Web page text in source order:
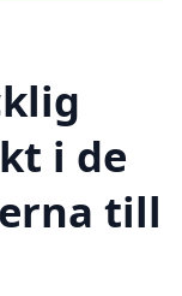
i de
till